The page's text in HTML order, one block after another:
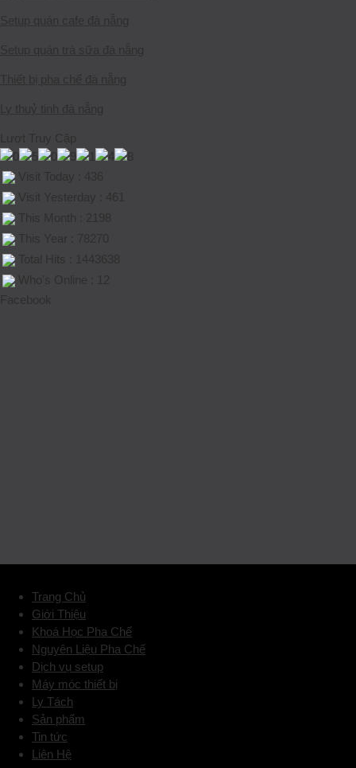
Trang Chủ
Giới Thiệu
Khoá Học Pha Chế
Nguyên Liệu Pha Chế
Dịch vụ setup
Máy móc thiết bị
Ly Tách
Sản phẩm
Tin tức
Liên Hệ